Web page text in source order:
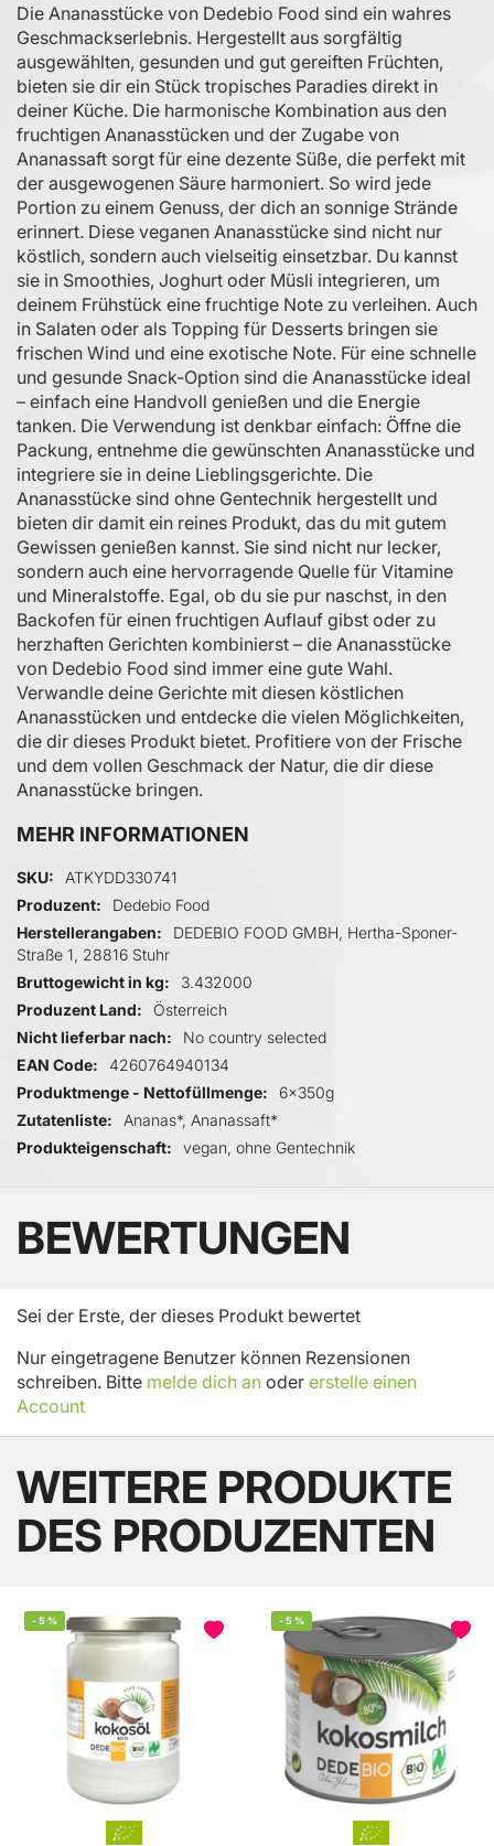
Die Ananasstücke von Dedebio Food sind ein wahres
Geschmackserlebnis. Hergestellt aus sorgfältig
ausgewählten, gesunden und gut gereiften Früchten,
bieten sie dir ein Stück tropisches Paradies direkt in
deiner Küche. Die harmonische Kombination aus den
fruchtigen Ananasstücken und der Zugabe von
Ananassaft sorgt für eine dezente Süße, die perfekt mit
der ausgewogenen Säure harmoniert. So wird jede
Portion zu einem Genuss, der dich an sonnige Strände
erinnert. Diese veganen Ananasstücke sind nicht nur
köstlich, sondern auch vielseitig einsetzbar. Du kannst
sie in Smoothies, Joghurt oder Müsli integrieren, um
deinem Frühstück eine fruchtige Note zu verleihen. Auch
in Salaten oder als Topping für Desserts bringen sie
frischen Wind und eine exotische Note. Für eine schnelle
und gesunde Snack-Option sind die Ananasstücke ideal
– einfach eine Handvoll genießen und die Energie
tanken. Die Verwendung ist denkbar einfach: Öffne die
Packung, entnehme die gewünschten Ananasstücke und
integriere sie in deine Lieblingsgerichte. Die
Ananasstücke sind ohne Gentechnik hergestellt und
bieten dir damit ein reines Produkt, das du mit gutem
Gewissen genießen kannst. Sie sind nicht nur lecker,
sondern auch eine hervorragende Quelle für Vitamine
und Mineralstoffe. Egal, ob du sie pur naschst, in den
Backofen für einen fruchtigen Auflauf gibst oder zu
herzhaften Gerichten kombinierst – die Ananasstücke
von Dedebio Food sind immer eine gute Wahl.
Verwandle deine Gerichte mit diesen köstlichen
Ananasstücken und entdecke die vielen Möglichkeiten,
die dir dieses Produkt bietet. Profitiere von der Frische
und dem vollen Geschmack der Natur, die dir diese
Ananasstücke bringen.
MEHR INFORMATIONEN
Mehr Informationen
SKU
ATKYDD330741
Produzent
Dedebio Food
Herstellerangaben
DEDEBIO FOOD GMBH, Hertha-Sponer-
Straße 1, 28816 Stuhr
Bruttogewicht in kg
3.432000
Produzent Land
Österreich
Nicht lieferbar nach
No country selected
EAN Code
4260764940134
Produktmenge - Nettofüllmenge
6x350g
Zutatenliste
Ananas*, Ananassaft*
Produkteigenschaft
vegan, ohne Gentechnik
BEWERTUNGEN
Sei der Erste, der dieses Produkt bewertet
Nur eingetragene Benutzer können Rezensionen
schreiben. Bitte melde dich an oder erstelle einen
Account
WEITERE PRODUKTE
DES PRODUZENTEN
-5 % -5 %